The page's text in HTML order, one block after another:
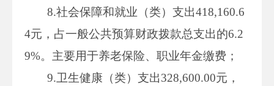
8.社会保障和就业（类）支出418,160.6
4元，占一般公共预算财政拨款总支出的6.2
9%。主要用于养老保险、职业年金缴费；
9.卫生健康（类）支出328,600.00元，